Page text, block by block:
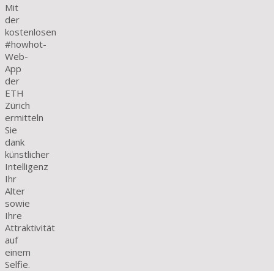
Mit
der
kostenlosen
#howhot-
Web-
App
der
ETH
Zürich
ermitteln
Sie
dank
künstlicher
Intelligenz
Ihr
Alter
sowie
Ihre
Attraktivität
auf
einem
Selfie.